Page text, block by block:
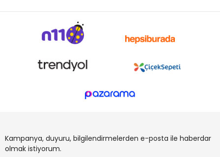
Kampanya, duyuru, bilgilendirmelerden e-posta ile haberdar
olmak istiyorum.